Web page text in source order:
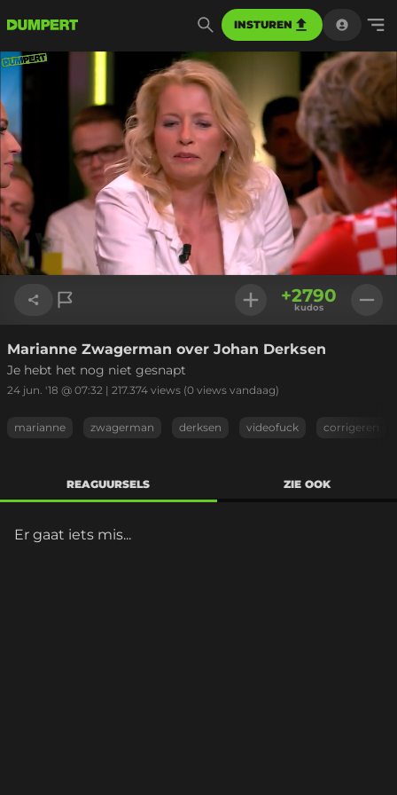
INSTUREN
Geladen:
100.00%
Link kopiëren
+2790
kudos
Marianne Zwagerman over Johan Derksen
Je hebt het nog niet gesnapt
24 jun. '18 @ 07:32 | 217.374 views (0 views vandaag)
marianne zwagerman derksen videofuck corrigeren
REAGUURSELS ZIE OOK
Er gaat iets mis...